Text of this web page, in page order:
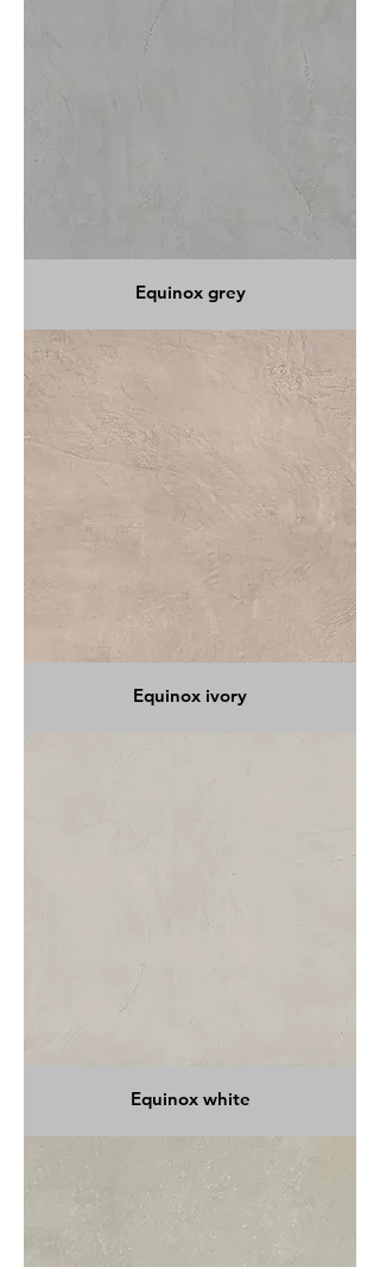
Equinox grey
Equinox ivory
Equinox white